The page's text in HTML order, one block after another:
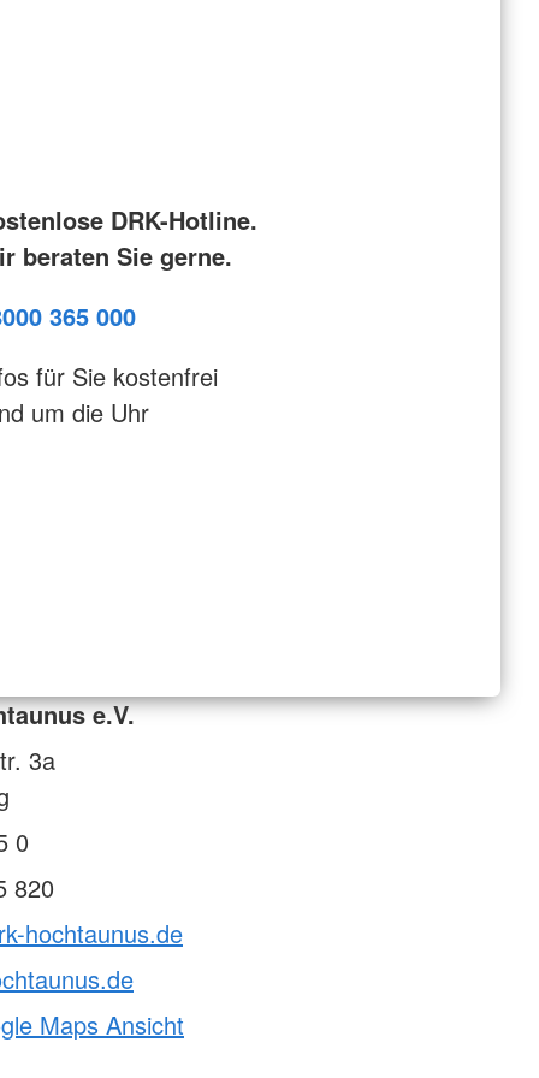
DRK-Hotline.
beraten Sie gerne.
365 000
für Sie kostenfrei
um die Uhr
e.V.
3a
0
820
hochtaunus.de
Maps Ansicht